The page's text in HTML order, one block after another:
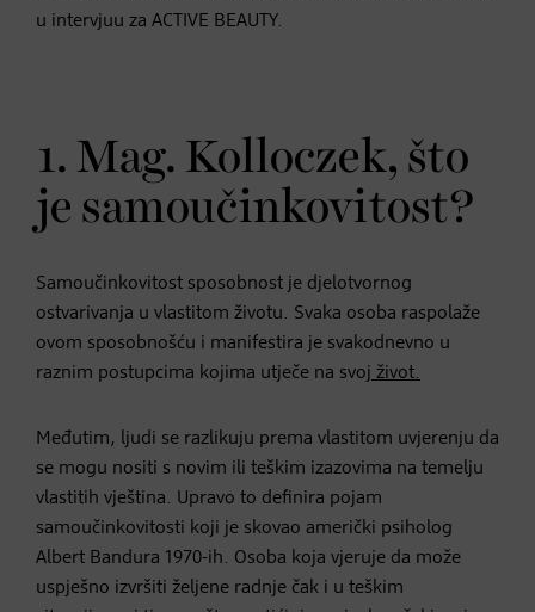
u intervjuu za ACTIVE BEAUTY.
1. Mag. Kolloczek, što
je samoučinkovitost?
Samoučinkovitost sposobnost je djelotvornog
ostvarivanja u vlastitom životu. Svaka osoba raspolaže
ovom sposobnošću i manifestira je svakodnevno u
raznim postupcima kojima utječe na svoj život.
Međutim, ljudi se razlikuju prema vlastitom uvjerenju da
se mogu nositi s novim ili teškim izazovima na temelju
vlastitih vještina. Upravo to definira pojam
samoučinkovitosti koji je skovao američki psiholog
Albert Bandura 1970-ih. Osoba koja vjeruje da može
uspješno izvršiti željene radnje čak i u teškim